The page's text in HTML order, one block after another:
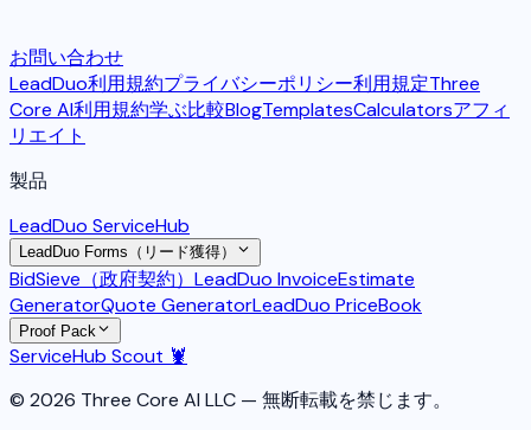
お問い合わせ
LeadDuo利用規約プライバシーポリシー利用規定Three
Core AI利用規約学ぶ比較BlogTemplatesCalculatorsアフィ
リエイト
製品
LeadDuo ServiceHub
LeadDuo Forms（リード獲得）
BidSieve（政府契約） LeadDuo InvoiceEstimate
GeneratorQuote GeneratorLeadDuo PriceBook
Proof Pack
ServiceHub Scout 🦞
© 2026 Three Core AI LLC — 無断転載を禁じます。